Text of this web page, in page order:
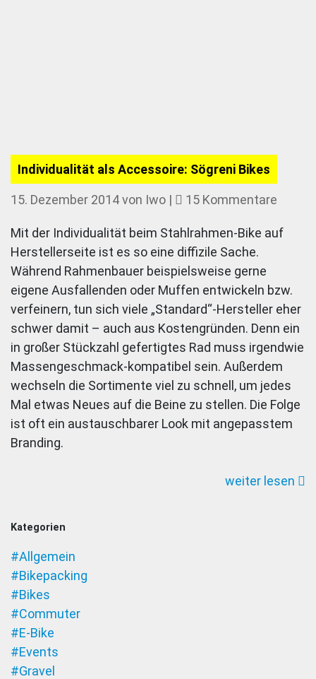
Kategorien
#Allgemein
#Bikepacking
#Bikes
#Commuter
#E-Bike
#Events
#Gravel
Individualität als Accessoire: Sögreni Bikes
15. Dezember 2014von Iwo | 15 Kommentare
als
Bikes
Mit der Individualität beim Stahlrahmen-Bike auf
Herstellerseite ist es so eine diffizile Sache.
Während Rahmenbauer beispielsweise gerne
eigene Ausfallenden oder Muffen entwickeln bzw.
verfeinern, tun sich viele „Standard“-Hersteller eher
schwer damit – auch aus Kostengründen. Denn ein
in großer Stückzahl gefertigtes Rad muss irgendwie
Massengeschmack-kompatibel sein. Außerdem
wechseln die Sortimente viel zu schnell, um jedes
Mal etwas Neues auf die Beine zu stellen. Die Folge
ist oft ein austauschbarer Look mit angepasstem
Branding.
weiter lesen